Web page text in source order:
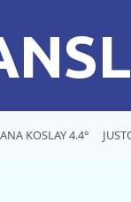
KOSLAY 4.4°